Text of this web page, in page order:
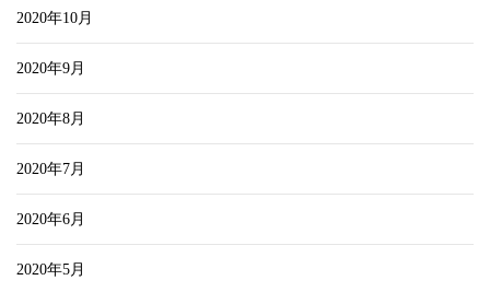
2020年10月
2020年9月
2020年8月
2020年7月
2020年6月
2020年5月